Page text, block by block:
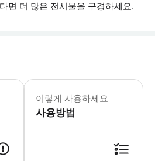
면 더 많은 전시물을 구경하세요.
이 액티비티는 휠체어 및 유모차 이용
이렇게 사용하세요
사용방법